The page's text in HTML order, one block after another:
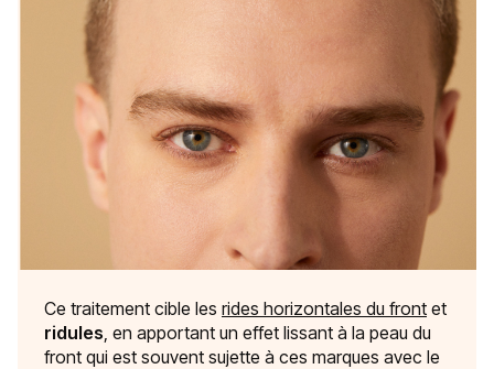
Ce traitement cible les rides horizontales du front et
ridules, en apportant un effet lissant à la peau du
front qui est souvent sujette à ces marques avec le